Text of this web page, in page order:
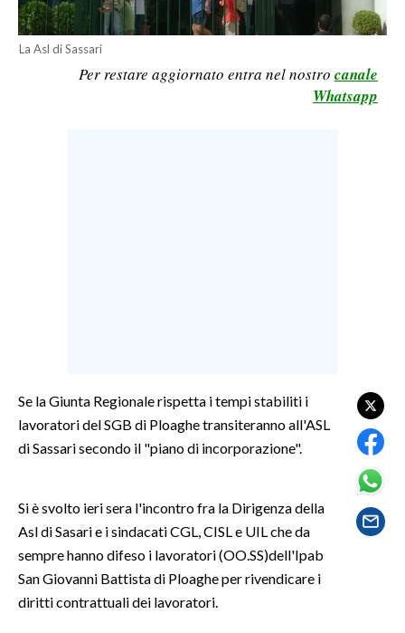
LAVORO
BANDI
SPORT IN SARDEGNA
SPETTACOLI
SALUTE
SARDEGNA TURISMO
SARDI NEL MONDO
La Asl di Sassari
Per restare aggiornato entra nel nostro canale
Whatsapp
Se la Giunta Regionale rispetta i tempi stabiliti i
lavoratori del SGB di Ploaghe transiteranno all'ASL
di Sassari secondo il "piano di incorporazione".
Si è svolto ieri sera l'incontro fra la Dirigenza della
Asl di Sasari e i sindacati CGL, CISL e UIL che da
sempre hanno difeso i lavoratori (OO.SS)dell'Ipab
San Giovanni Battista di Ploaghe per rivendicare i
diritti contrattuali dei lavoratori.